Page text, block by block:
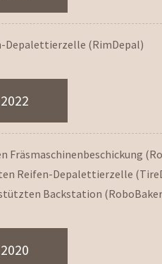
Depalettierzelle (RimDepal)
2022
Fräsmaschinenbeschickung
Reifen-Depalettierzelle
Backstation
2020